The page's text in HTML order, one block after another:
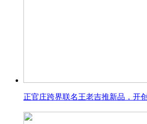
正官庄跨界联名王老吉推新品，开